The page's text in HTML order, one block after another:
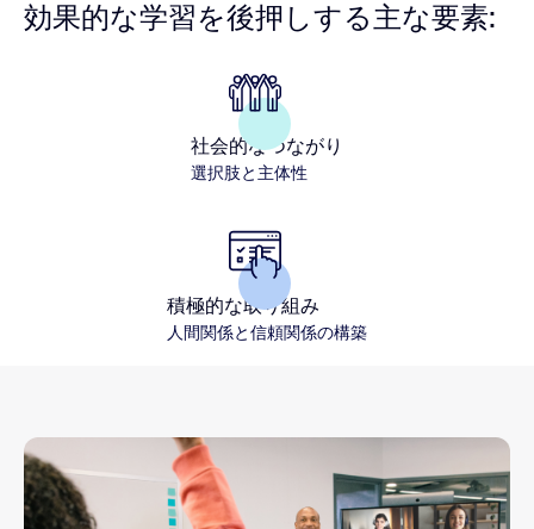
効果的な学習を後押しする主な要素:
社会的なつながり
選択肢と主体性
積極的な取り組み
人間関係と信頼関係の構築